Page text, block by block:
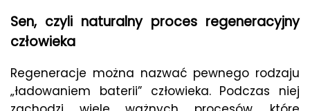
Sen, czyli naturalny proces regeneracyjny
człowieka
Regeneracje można nazwać pewnego rodzaju
„ładowaniem baterii” człowieka. Podczas niej